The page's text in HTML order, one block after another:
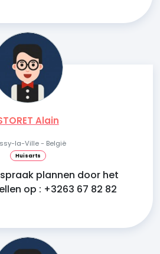
Alain
la-Ville - België
Huisarts
plannen door het
op : +3263 67 82 82